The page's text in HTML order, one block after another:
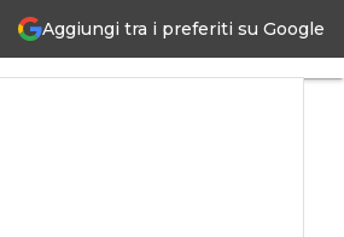
Aggiungi tra i preferiti su Google